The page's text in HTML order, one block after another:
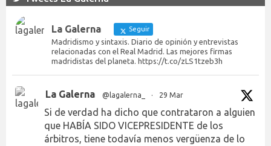
La Galerna Seguir
Madridismo y sintaxis. Diario de opinión y entrevistas
relacionadas con el Real Madrid. Las mejores firmas
madridistas del planeta. https://t.co/zLS1tzeb3h
La Galerna @lagalerna_ · 29 Mar
Si de verdad ha dicho que contrataron a alguien
que HABÍA SIDO VICEPRESIDENTE de los
árbitros, tiene todavía menos vergüenza de lo